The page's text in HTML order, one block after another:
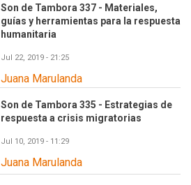
Son de Tambora 337 - Materiales,
guías y herramientas para la respuesta
humanitaria
Jul 22, 2019 - 21:25
Juana Marulanda
Son de Tambora 335 - Estrategias de
respuesta a crisis migratorias
Jul 10, 2019 - 11:29
Juana Marulanda